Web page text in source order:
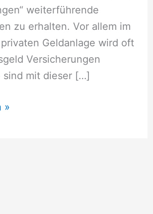
weiterführende
zu erhalten. Vor allem im
Geldanlage wird oft
Versicherungen
sind mit dieser […]
»